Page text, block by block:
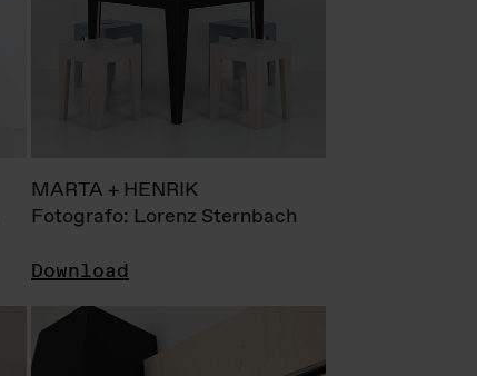
MARTA + HENRIK
Fotografo: Lorenz Sternbach
Download